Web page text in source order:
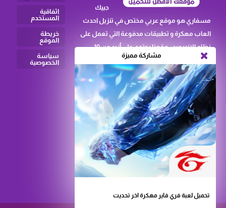
مشاركة مميزة
تحميل لعبة فري فاير مهكرة اخر تحديت
جييك
مسفاري هو موقع عربي مختص في تنزيل احدث
العاب مهكرة و تطبيقات مدفوعة التي تعمل على
نظام الاندرويد ، مقعنا يحتوي على أزيد من 10
اصناف يوجد صنف العاب كرة القدم ك و يوجد
كدالك صنف العاب الاكشن كلعبة فري فاير
مهكرة م. نفس الشيء بالنسبة للتطبيقات ،
فموقعنا كدالك يحتوي تقريبا على جميع التطبيقات
المدفوعة مجانا كا برامج vpn مهكر و لوكي باتشر ،
يمكن لكم تنزيل ما تريدون من العاب و تطبيقات
بآخر اصدارلها بالاضافة الى ان جميع روابط مباشر .
اذا واجهتم اي مشاكل سواء في التحميل او
اشتغال الالعاب يمكن لكم الاتصال بنا عبر الصفحة
المجودة في القائمة الجانبية ا بصفحة التحميل .
اثفاقية
المستخدم
خريطة
الموقع
سياسة
الخصوصية